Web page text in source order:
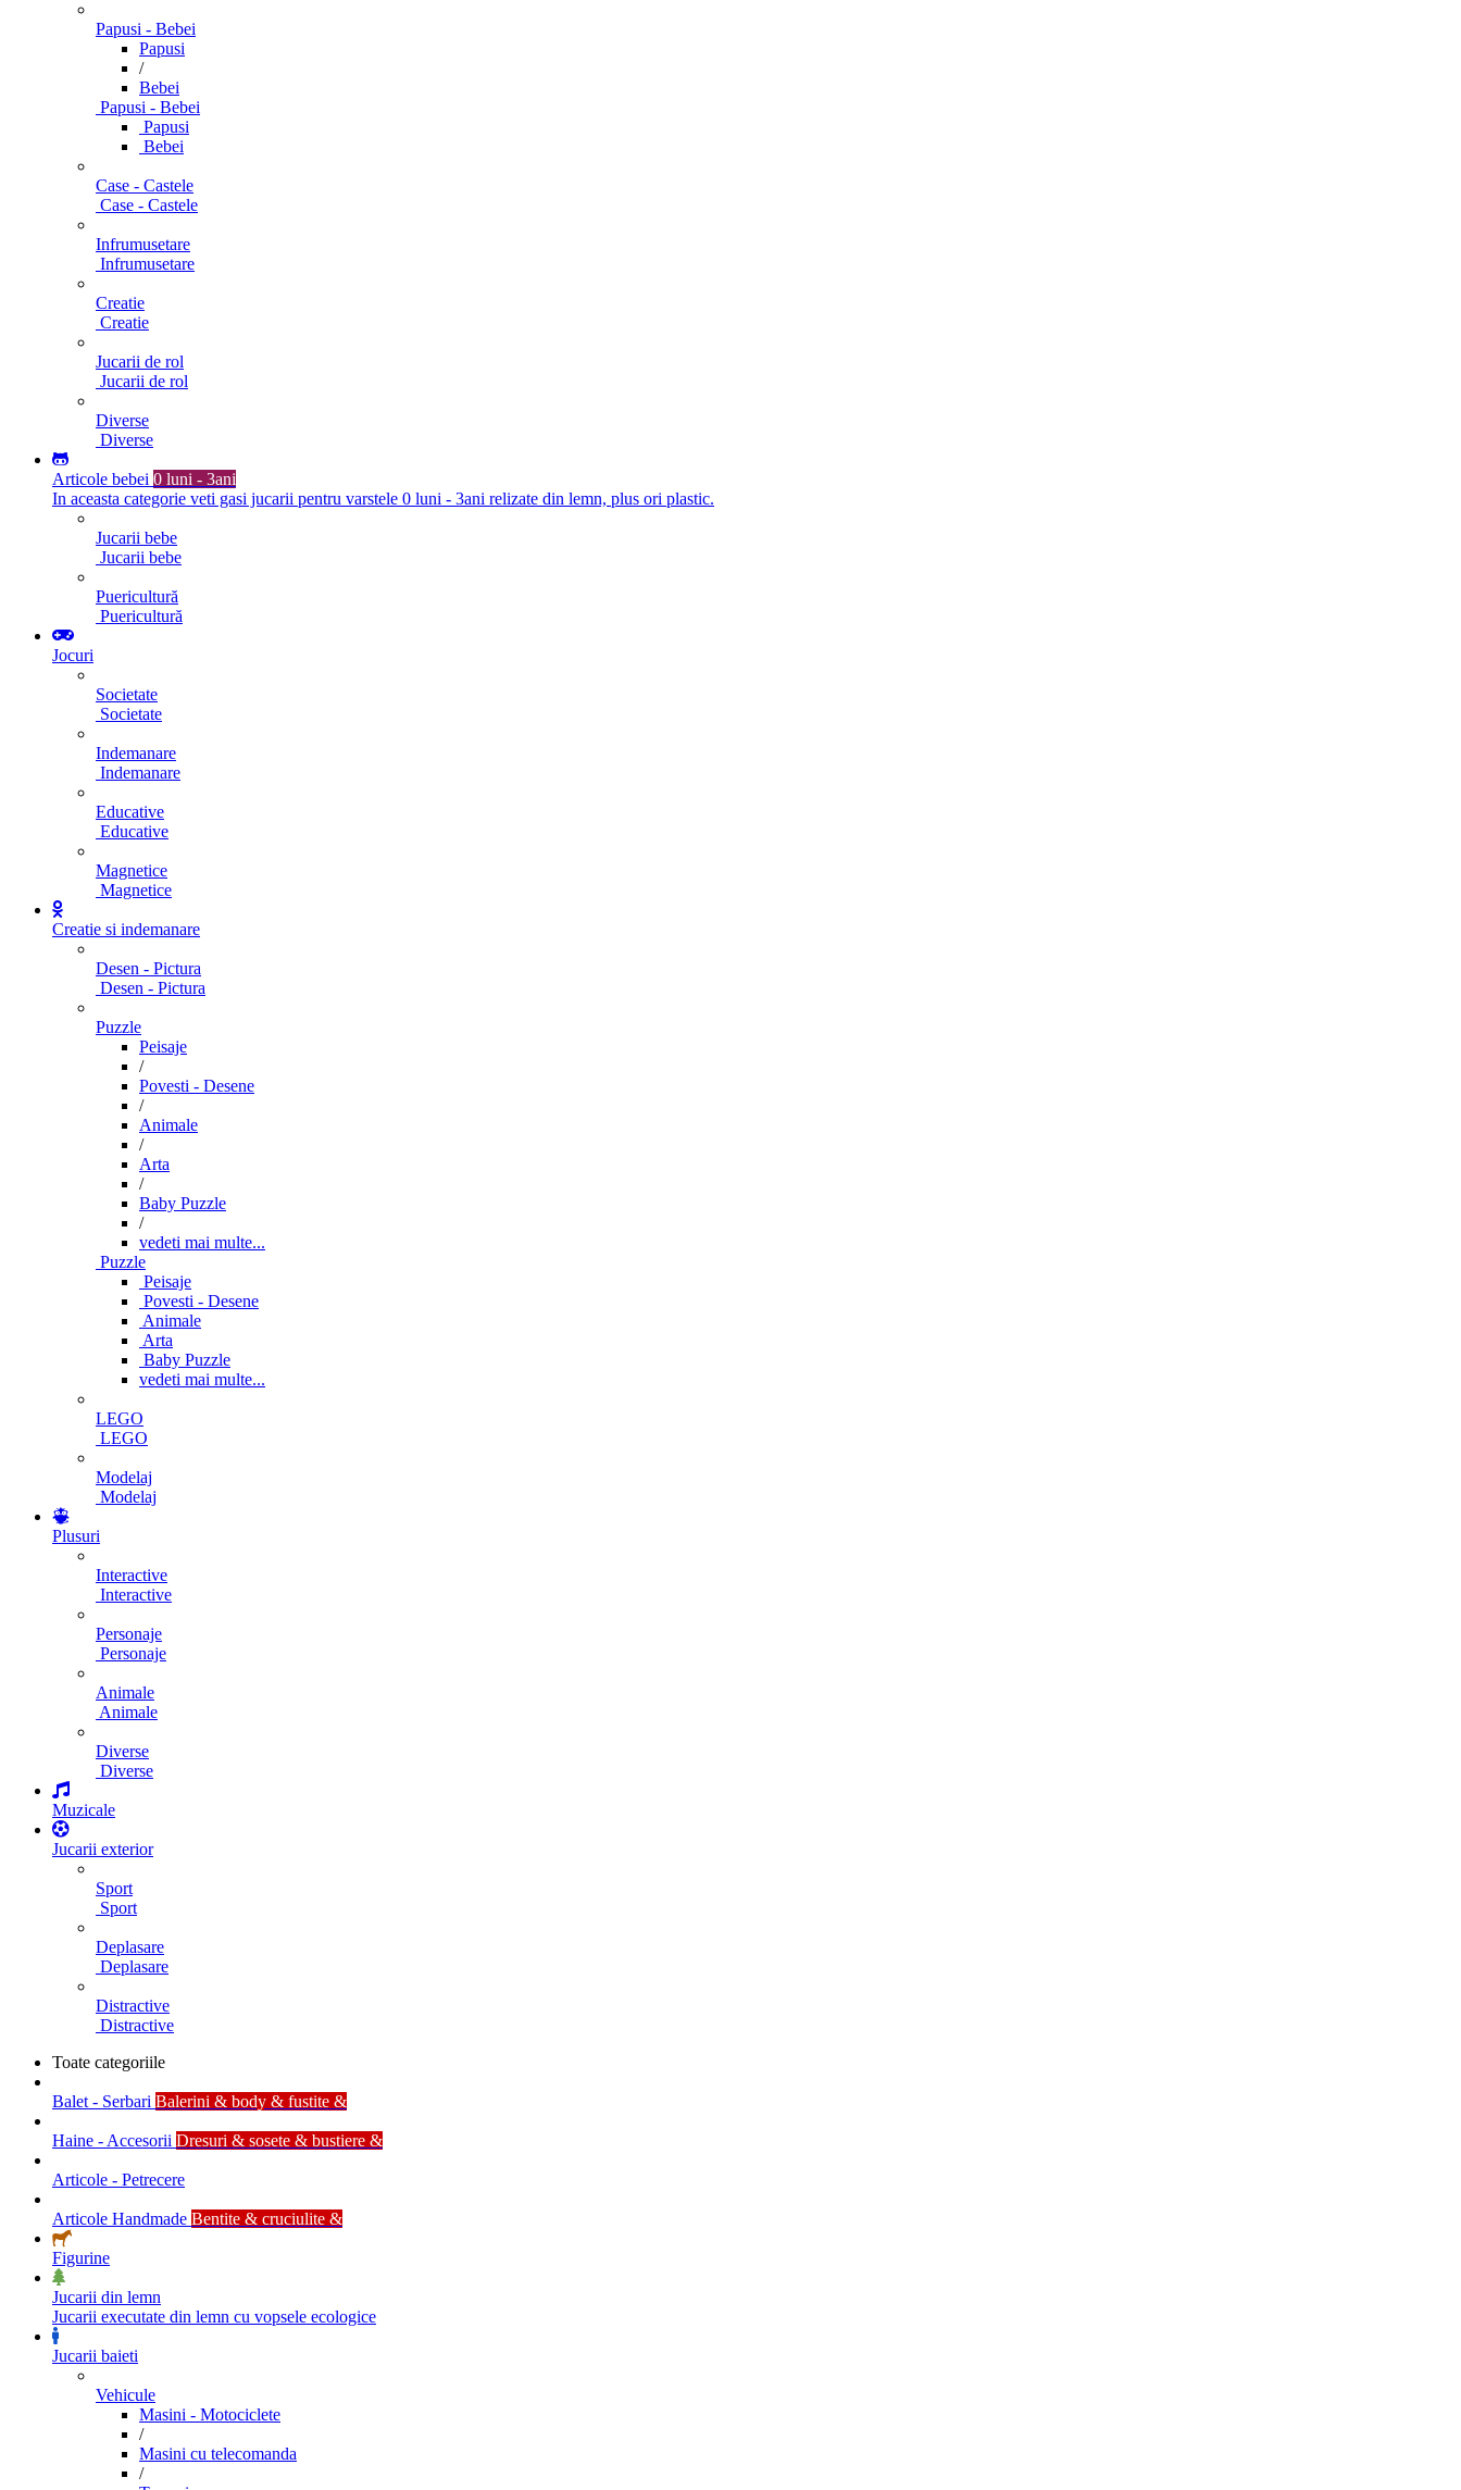
Papusi - Bebei
Papusi
/
Bebei
Papusi - Bebei
Papusi
Bebei
Case - Castele
Case - Castele
Infrumusetare
Infrumusetare
Creatie
Creatie
Jucarii de rol
Jucarii de rol
Diverse
Diverse
Articole bebei 0 luni - 3ani
In aceasta categorie veti gasi jucarii pentru varstele 0 luni - 3ani relizate din lemn, plus ori plastic.
Jucarii bebe
Jucarii bebe
Puericultură
Puericultură
Jocuri
Societate
Societate
Indemanare
Indemanare
Educative
Educative
Magnetice
Magnetice
Creatie si indemanare
Desen - Pictura
Desen - Pictura
Puzzle
Peisaje
/
Povesti - Desene
/
Animale
/
Arta
/
Baby Puzzle
/
vedeti mai multe...
Puzzle
Peisaje
Povesti - Desene
Animale
Arta
Baby Puzzle
vedeti mai multe...
LEGO
LEGO
Modelaj
Modelaj
Plusuri
Interactive
Interactive
Personaje
Personaje
Animale
Animale
Diverse
Diverse
Muzicale
Jucarii exterior
Sport
Sport
Deplasare
Deplasare
Distractive
Distractive
Toate categoriile
Balet - Serbari Balerini & body & fustite &
Haine - Accesorii Dresuri & sosete & bustiere &
Articole - Petrecere
Articole Handmade Bentite & cruciulite &
Figurine
Jucarii din lemn
Jucarii executate din lemn cu vopsele ecologice
Jucarii baieti
Vehicule
Masini - Motociclete
/
Masini cu telecomanda
/